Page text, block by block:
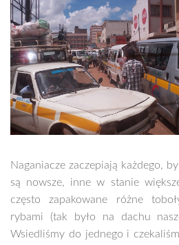
Naganiacze zaczepiają każdego,
są nowsze, inne w stanie
często zapakowane różne
rybami (tak było na dachu
Wsiedliśmy do jednego i